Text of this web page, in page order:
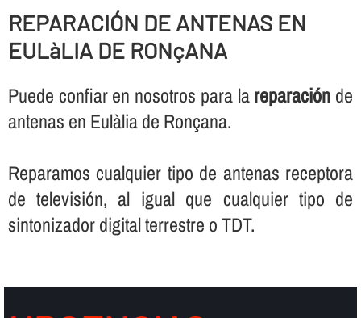
REPARACIÓN DE ANTENAS EN
EULàLIA DE RONçANA
Puede confiar en nosotros para lareparación de
antenas en Eulàlia de Ronçana.
Reparamos cualquier tipo de antenas receptora
de televisión, al igual que cualquier tipo de
sintonizador digital terrestre o TDT.